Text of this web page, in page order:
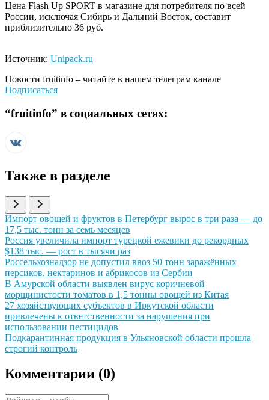
Цена Flash Up SPORT в магазине для потребителя по всей
России, исключая Сибирь и Дальний Восток, составит
приблизительно 36 руб.
Источник: Unipack.ru
Новости fruitinfo – читайте в нашем телеграм канале
Подписаться
“fruitinfo” в социальных сетях:
Также в разделе
Иллюстрация новости
Импорт овощей и фруктов в Петербург вырос в три раза — до
17,5 тыс. тонн за семь месяцев
Иллюстрация новости
Россия увеличила импорт турецкой ежевики до рекордных
$138 тыс. — рост в тысячи раз
Иллюстрация новости
Россельхознадзор не допустил ввоз 50 тонн заражённых
персиков, нектаринов и абрикосов из Сербии
Иллюстрация новости
В Амурской области выявлен вирус коричневой
морщинистости томатов в 1,5 тонны овощей из Китая
Иллюстрация новости
27 хозяйствующих субъектов в Иркутской области
привлечены к ответственности за нарушения при
использовании пестицидов
Иллюстрация новости
Подкарантинная продукция в Ульяновской области прошла
строгий контроль
Комментарии (0)